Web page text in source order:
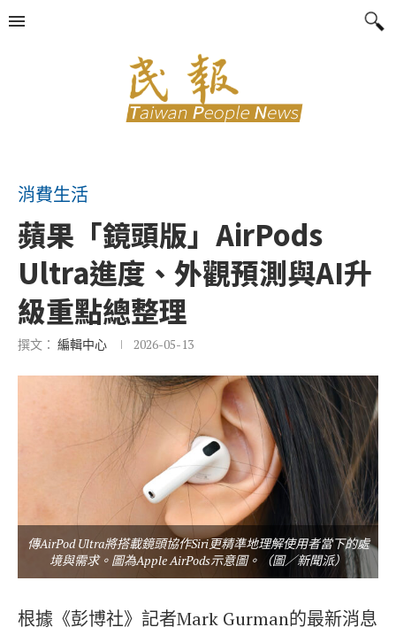
消費生活
蘋果「鏡頭版」AirPods
Ultra進度、外觀預測與AI升
級重點總整理
撰文： 編輯中心 2026-05-13
傳AirPod Ultra將搭載鏡頭協作Siri更精準地理解使用者當下的處
境與需求。圖為Apple AirPods示意圖。（圖／新聞派）
根據《彭博社》記者Mark Gurman的最新消息